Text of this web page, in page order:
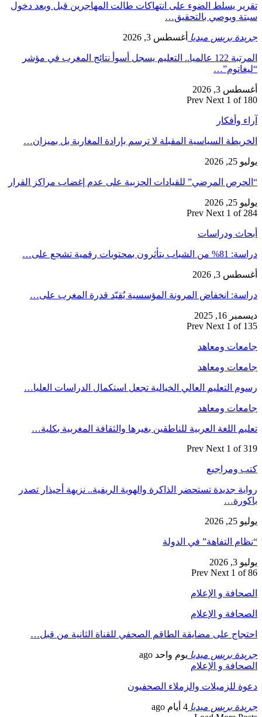
تقرير يسلط الضوء على انتهاكات طالت المهاجرين قبل وبعد دخول
سبتة ويوصي بالتحقيق…
جريدة بريس ميديا أغسطس 3, 2026
المرتبة 122 عالميا.. التعليم يسجل أسوأ نتائج المغرب في مؤشر
“ليغاتوم”…
أغسطس 3, 2026
Prev Next 1 of 180
آراء وأفكار
الخريطة السياسية المقبلة لا ترسم بإرادة المغاربة بل بميزان…
يوليو 25, 2026
“الحرص المرضي” للقيادات الحزبية على عدم إغضاب مراكز القرار
يوليو 25, 2026
Prev Next 1 of 284
أبحاث ودراسات
دراسة: 81% من الشباب يتأثرون بمحتويات رقمية تشجع على…
أغسطس 3, 2026
دراسة: انخفاض المرونة المؤسسية يُقيّد قدرة المغرب على…
ديسمبر 16, 2025
Prev Next 1 of 135
جامعات ومعاهد
جامعات ومعاهد
رسوم التعليم العالي الخيالية تجعل استكمال الدراسات العليا…
جامعات ومعاهد
تعليم اللغة العربية للناطقين بغيرها والثقافة المغربية بكلية…
Prev Next 1 of 319
كتب ومراجيع
رواية جديدة تستحضر الذاكرة والهوية الريفية.. نزيهة أحيذار تصدر
باكورة…
يوليو 25, 2026
“نظام التفاهة” في الدولة
يوليو 3, 2026
Prev Next 1 of 86
الصحافة و الإعلام
الصحافة و الإعلام
احتجاج على مضايقة الطاقم الصحفي للقناة الثانية من قبل…
جريدة بريس ميديا يوم واحد ago
الصحافة و الإعلام
دعوة للزميلات والزملاء الصحفيون
جريدة بريس ميديا 4 أيام ago